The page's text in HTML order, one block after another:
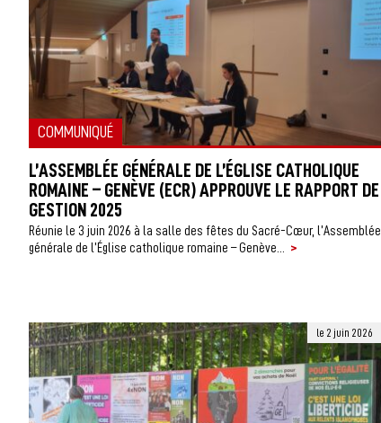
COMMUNIQUÉ
L’ASSEMBLÉE GÉNÉRALE DE L’ÉGLISE CATHOLIQUE
ROMAINE – GENÈVE (ECR) APPROUVE LE RAPPORT DE
GESTION 2025
Réunie le 3 juin 2026 à la salle des fêtes du Sacré-Cœur, l’Assemblée
générale de l’Église catholique romaine – Genève...
>
le 2 juin 2026